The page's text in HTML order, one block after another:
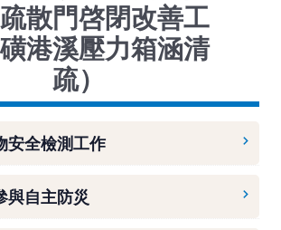
散門啓閉改善工
港溪壓力箱涵清
疏）
安全檢測工作
與自主防災